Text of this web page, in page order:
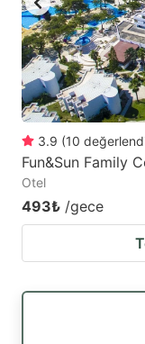
3.9 (10
Fun&Sun Family
Otel
493₺ /gece